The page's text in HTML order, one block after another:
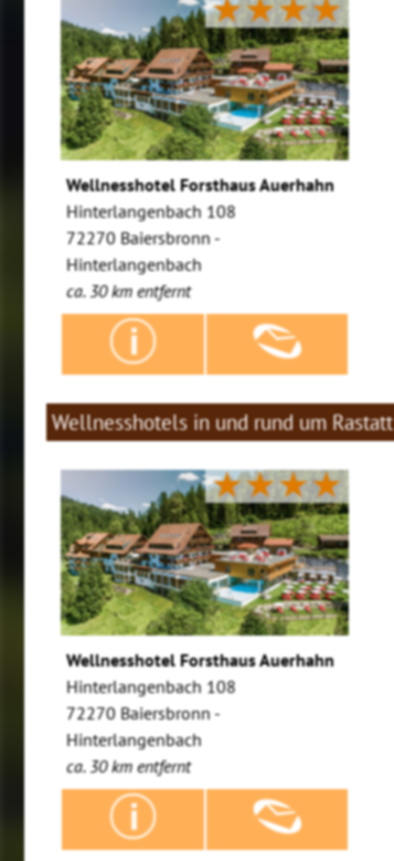
Wellnesshotel Forsthaus Auerhahn
Hinterlangenbach 108
72270 Baiersbronn -
Hinterlangenbach
ca. 30 km entfernt
Wellnesshotels in und rund um Rastatt
★★★★
Wellnesshotel Forsthaus Auerhahn
Hinterlangenbach 108
72270 Baiersbronn -
Hinterlangenbach
ca. 30 km entfernt